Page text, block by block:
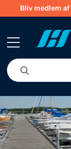
Bliv medlem af
Om os Brands